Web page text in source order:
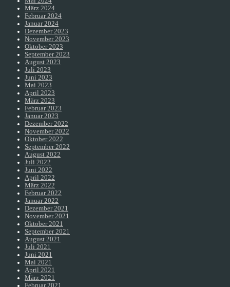
März 2024
Februar 2024
Januar 2024
Dezember 2023
November 2023
Oktober 2023
September 2023
August 2023
Juli 2023
Juni 2023
Mai 2023
April 2023
März 2023
Februar 2023
Januar 2023
Dezember 2022
November 2022
Oktober 2022
September 2022
August 2022
Juli 2022
Juni 2022
April 2022
März 2022
Februar 2022
Januar 2022
Dezember 2021
November 2021
Oktober 2021
September 2021
August 2021
Juli 2021
Juni 2021
Mai 2021
April 2021
März 2021
Februar 2021